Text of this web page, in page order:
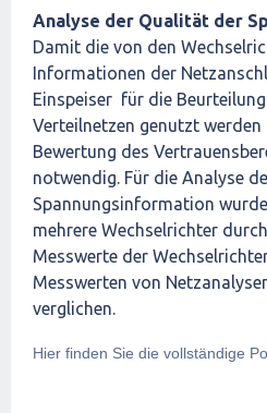
Analyse der Qualität der
Damit die von den
Informationen der
Einspeiser für die
Verteilnetzen genutzt werden
Bewertung des
notwendig. Für die Analyse
Spannungsinformation
mehrere Wechselrichter
Messwerte der
Messwerten von
verglichen.
Hier finden Sie die vollständige